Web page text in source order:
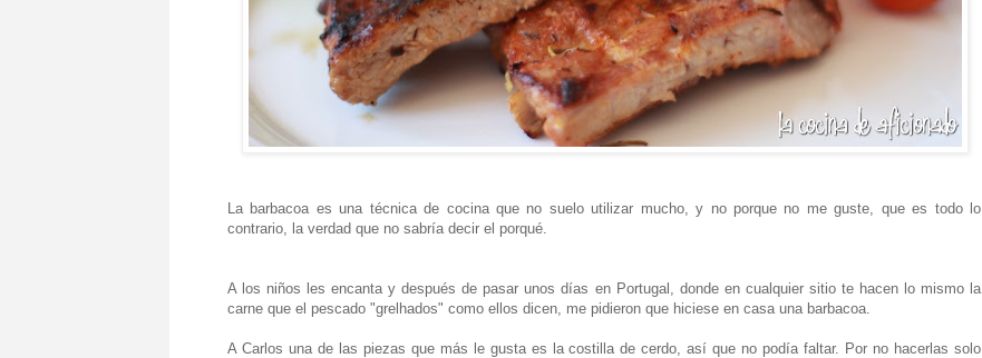
La barbacoa es una técnica de cocina que no suelo utilizar mucho, y no porque no me guste, que es todo lo
contrario, la verdad que no sabría decir el porqué.
A los niños les encanta y después de pasar unos días en Portugal, donde en cualquier sitio te hacen lo mismo la
carne que el pescado "grelhados" como ellos dicen, me pidieron que hiciese en casa una barbacoa.
A Carlos una de las piezas que más le gusta es la costilla de cerdo, así que no podía faltar. Por no hacerlas solo